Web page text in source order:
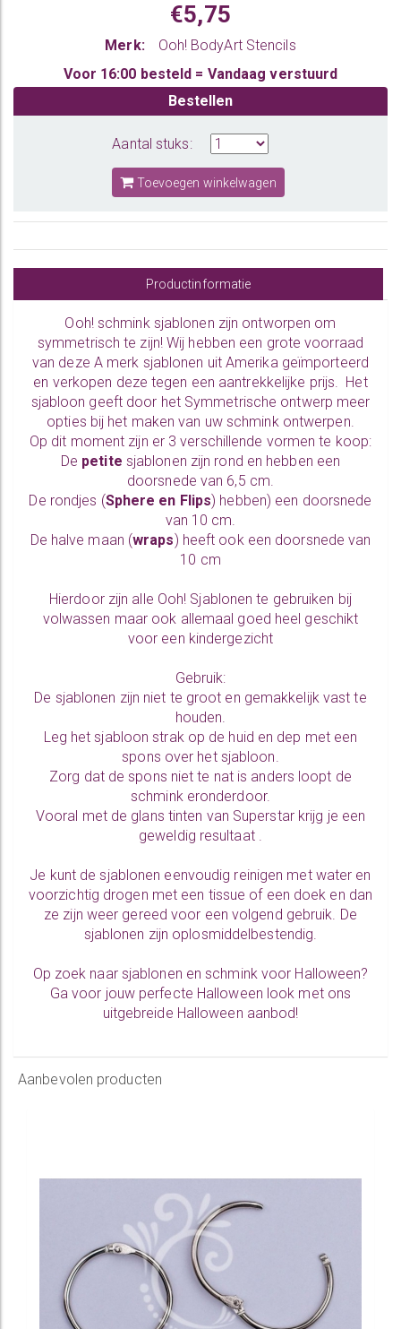
€5,75
Merk:
Ooh! BodyArt Stencils
Voor 16:00 besteld = Vandaag verstuurd
Bestellen
Aantal stuks:
Toevoegen winkelwagen
Productinformatie
Ooh! schmink sjablonen zijn ontworpen om
symmetrisch te zijn! Wij hebben een grote voorraad
van deze A merk sjablonen uit Amerika geïmporteerd
en verkopen deze tegen een aantrekkelijke prijs. Het
sjabloon geeft door het Symmetrische ontwerp meer
opties bij het maken van uw schmink ontwerpen.
Op dit moment zijn er 3 verschillende vormen te koop:
De petite sjablonen zijn rond en hebben een
doorsnede van 6,5 cm.
De rondjes (Sphere en Flips) hebben) een doorsnede
van 10 cm.
De halve maan (wraps) heeft ook een doorsnede van
10 cm
Hierdoor zijn alle Ooh! Sjablonen te gebruiken bij
volwassen maar ook allemaal goed heel geschikt
voor een kindergezicht
Gebruik:
De sjablonen zijn niet te groot en gemakkelijk vast te
houden.
Leg het sjabloon strak op de huid en dep met een
spons over het sjabloon.
Zorg dat de spons niet te nat is anders loopt de
schmink eronderdoor.
Vooral met de glans tinten van Superstar krijg je een
geweldig resultaat .
Je kunt de sjablonen eenvoudig reinigen met water en
voorzichtig drogen met een tissue of een doek en dan
ze zijn weer gereed voor een volgend gebruik. De
sjablonen zijn oplosmiddelbestendig.
Op zoek naar sjablonen enschmink voor Halloween?
Ga voor jouw perfecte Halloween look met ons
uitgebreide Halloween aanbod!
Aanbevolen producten